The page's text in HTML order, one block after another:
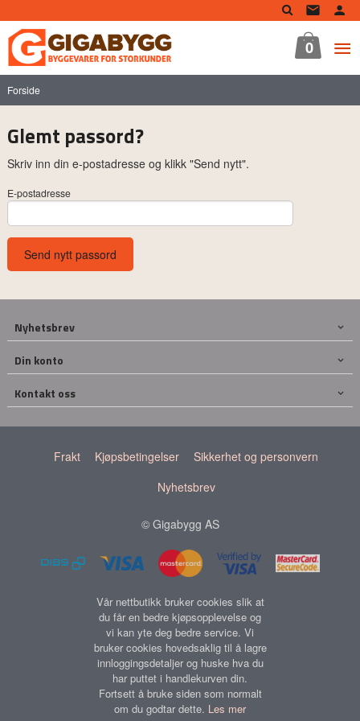
til
innholdet
0
Forside
Glemt passord?
Skriv inn din e-postadresse og klikk "Send nytt".
E-postadresse
Nyhetsbrev
Din konto
Kontakt oss
Frakt Kjøpsbetingelser
Sikkerhet og personvern
Nyhetsbrev
© Gigabygg AS
Vår nettbutikk bruker cookies slik at
du får en bedre kjøpsopplevelse og
vi kan yte deg bedre service. Vi
bruker cookies hovedsaklig til å lagre
innloggingsdetaljer og huske hva du
har puttet i handlekurven din.
Fortsett å bruke siden som normalt
om du godtar dette. Les mer